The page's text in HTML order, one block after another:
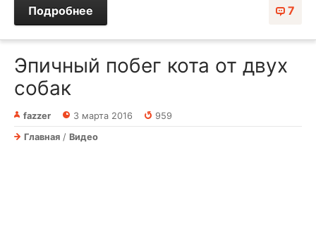
7
Подробнее
Эпичный побег кота от двух
собак
fazzer 3 марта 2016
959
Главная / Видео